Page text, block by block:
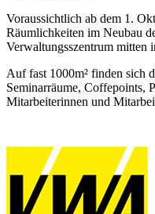
Voraussichtlich ab dem 1.
Räumlichkeiten im Neubau
Verwaltungsszentrum mitten
Auf fast 1000m² finden sich
Seminarräume, Coffepoints,
Mitarbeiterinnen und